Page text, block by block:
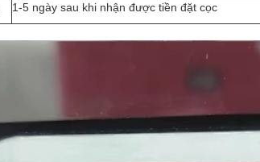
1-5 ngày sau khi nhận được tiền đặt cọc